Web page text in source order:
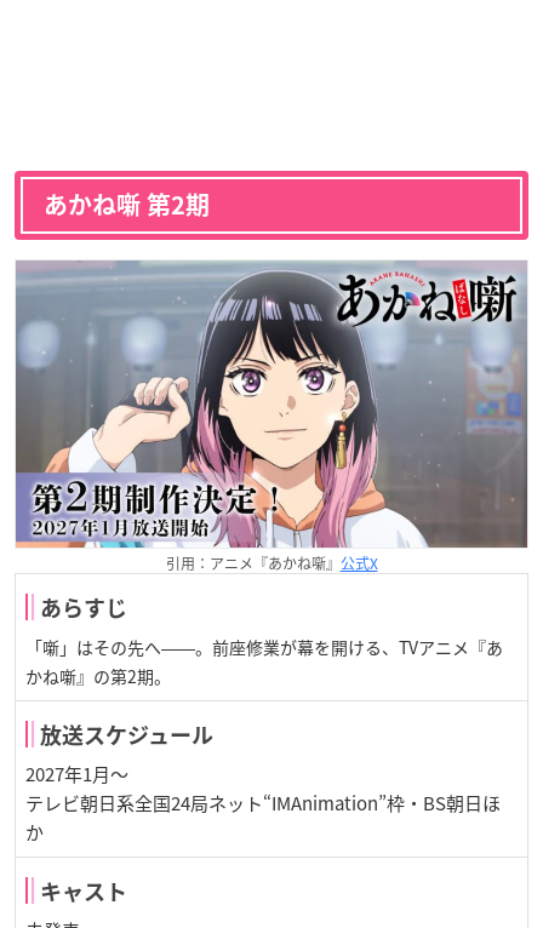
あかね噺 第2期
引用：アニメ『あかね噺』 公式X
あらすじ
「噺」はその先へ――。前座修業が幕を開ける、TVアニメ『あ
かね噺』の第2期。
放送スケジュール
2027年1月～
テレビ朝日系全国24局ネット“IMAnimation”枠・BS朝日ほ
か
キャスト